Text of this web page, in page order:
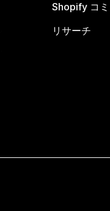
Shopify コ
リサーチ